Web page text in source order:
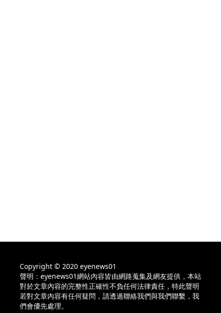
Copyright © 2020 eyenews01
聲明：eyenews01網站內容皆由網路蒐集及網友提供，本站
對於文章內容的完整性正確性不負任何法律責任，特此聲明
若對文章內容有任何疑問，請透過聯絡我們與我們聯繫，我
們會優先處理。